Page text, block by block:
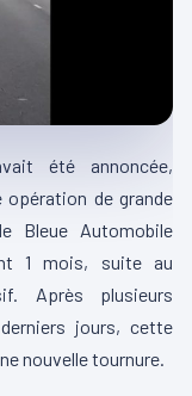
été annoncée,
de grande
Bleue Automobile
1 mois, suite au
Après plusieurs
jours, cette
nouvelle tournure.